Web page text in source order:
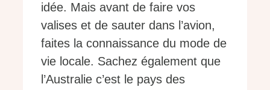
idée. Mais avant de faire vos
valises et de sauter dans l’avion,
faites la connaissance du mode de
vie locale. Sachez également que
l’Australie c’est le pays des